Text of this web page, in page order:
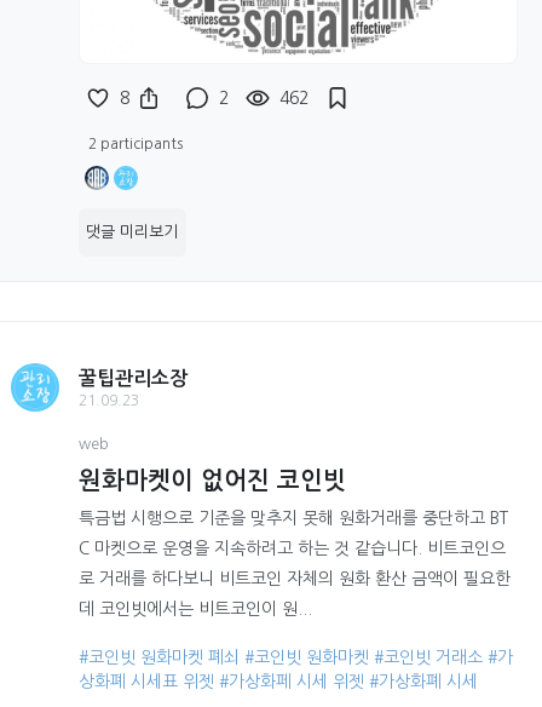
8 2 462
2 participants
댓글 미리보기
꿀팁관리소장
21.09.23
web
원화마켓이 없어진 코인빗
특금법 시행으로 기준을 맞추지 못해 원화거래를 중단하고 BT
C 마켓으로 운영을 지속하려고 하는 것 같습니다. 비트코인으
로 거래를 하다보니 비트코인 자체의 원화 환산 금액이 필요한
데 코인빗에서는 비트코인이 원...
#코인빗 원화마켓 폐쇠 #코인빗 원화마켓 #코인빗 거래소 #가
상화폐 시세표 위젯 #가상화페 시세 위젯 #가상화폐 시세